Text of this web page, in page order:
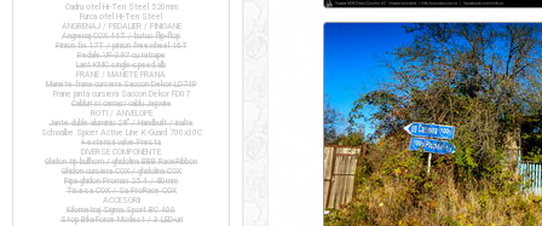
Cadru otel Hi-Ten Steel 520mm
Furca otel Hi-Ten Steel
ANGRENAJ / PEDALIER / PINIOANE
Angrenaj COX 44T / butuc flip-flop
Pinion fix 17T / pinion freewheel 16T
Pedale VP-397 cu ratrape
Lant KMC single-speed alb
FRANE / MANETE FRANA
Manete frana cursiera Saccon Dekor LD74P
Frane janta cursiera Saccon Dekor FD07
Cabluri si camasi cablu Jagwire
ROTI / ANVELOPE
Jante duble aluminiu 28" / Handbuilt / inalte
Schwalbe Spicer Active Line K-Guard 700x30C
+ extensii valve Presta
DIVERSE COMPONENTE
Ghidon tip bullhorn / ghidolina BBB RaceRibbon
Ghidon cursiera COX / ghidolina COX
Pipa ghidon Promax 25.4 / 80mm
Tisa sa COX / Sa ProRace COX
ACCESORII
Kilometraj Sigma Sport BC 400
Stop BikeForce Modest / 3 LED-uri